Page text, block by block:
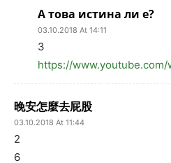
А това истина ли е?
03.10.2018 At 14:11
3
https://
晚安怎麼去屁股
03.10.2018 At 11:44
2
6